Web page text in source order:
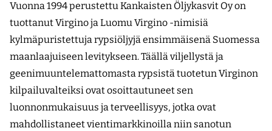
Vuonna 1994 perustettu Kankaisten Öljykasvit Oy on
tuottanut Virgino ja Luomu Virgino -nimisiä
kylmäpuristettuja rypsiöljyjä ensimmäisenä Suomessa
maanlaajuiseen levitykseen. Täällä viljellystä ja
geenimuuntelemattomasta rypsistä tuotetun Virginon
kilpailuvalteiksi ovat osoittautuneet sen
luonnonmukaisuus ja terveellisyys, jotka ovat
mahdollistaneet vientimarkkinoilla niin sanotun